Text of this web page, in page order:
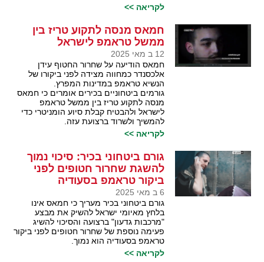
לקריאה >>
חמאס מנסה לתקוע טריז בין
ממשל טראמפ לישראל
12 ב מאי 2025
חמאס הודיעה על שחרור החטוף עידן
אלכסנדר כמחווה מצידה לפני ביקורו של
הנשיא טראמפ במדינות המפרץ.
גורמים ביטחוניים בכירים אומרים כי חמאס
מנסה לתקוע טריז בין ממשל טראמפ
לישראל ולהבטיח קבלת סיוע הומניטרי כדי
להמשיך ולשרוד ברצועת עזה.
לקריאה >>
גורם ביטחוני בכיר: סיכוי נמוך
להשגת שחרור חטופים לפני
ביקור טראמפ בסעודיה
6 ב מאי 2025
גורם ביטחוני בכיר מעריך כי חמאס אינו
בלחץ מאיומי ישראל להשיק את מבצע
"מרכבות גדעון" ברצועה והסיכוי להשיג
פעימה נוספת של שחרור חטופים לפני ביקור
טראמפ בסעודיה הוא נמוך.
לקריאה >>